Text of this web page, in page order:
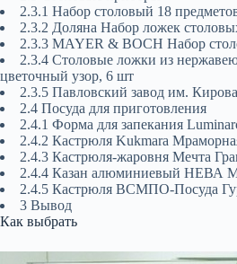
2.3.1 Набор столовый 18
2.3.2 Доляна Набор ложек
2.3.3 MAYER & BOCH Набор
2.3.4 Столовые ложки из
цветочный узор, 6 шт
2.3.5 Павловский завод им.
2.4 Посуда для приготовления
2.4.1 Форма для запекания
2.4.2 Кастрюля Kukmara
2.4.3 Кастрюля-жаровня Мечта
2.4.4 Казан алюминиевый НЕВА
2.4.5 Кастрюля ВСМПО-Посуда
3 Вывод
Как выбрать